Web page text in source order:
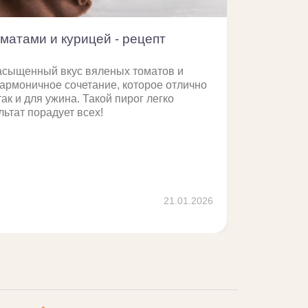
и курицей - рецепт
вкус вяленых томатов и
сочетание, которое отлично
и для ужина. Такой пирог легко
порадует всех!
21.01.2026